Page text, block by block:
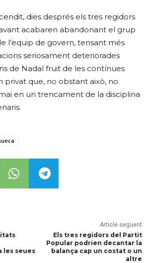
dies després els tres regidors
acabaren abandonant el grup
l’equip de govern, tensant més
seriosament deteriorades
de Nadal fruit de les contínues
privat que, no obstant això, no
en un trencament de la disciplina
les seues
Article següent
Els tres regidors del Partit
Popular podrien decantar la
balança cap un costat o un
altre